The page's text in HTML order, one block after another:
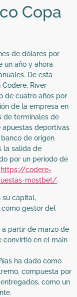
Copa
de dólares por
un año y ahora
De esta
River
de cuatro años por
de la empresa en
de terminales de
apuestas deportivas
de origen
la salida de
por un periodo de
https://codere-
mostbet/.
su capital,
como gestor del
partir de marzo de
convirtió en el main
ha dado como
compuesta por
como un